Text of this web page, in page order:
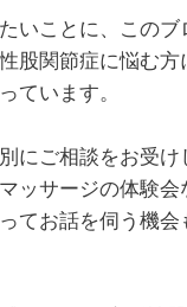
いことに、このブ
股関節症に悩む
ています。
にご相談をお受け
ッサージの体験会
てお話を伺う機会